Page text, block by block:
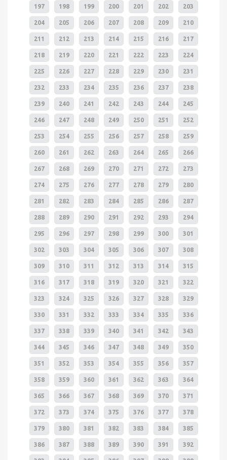
197 198 199 200 201 202 203
204 205 206 207 208 209 210
211 212 213 214 215 216 217
218 219 220 221 222 223 224
225 226 227 228 229 230 231
232 233 234 235 236 237 238
239 240 241 242 243 244 245
246 247 248 249 250 251 252
253 254 255 256 257 258 259
260 261 262 263 264 265 266
267 268 269 270 271 272 273
274 275 276 277 278 279 280
281 282 283 284 285 286 287
288 289 290 291 292 293 294
295 296 297 298 299 300 301
302 303 304 305 306 307 308
309 310 311 312 313 314 315
316 317 318 319 320 321 322
323 324 325 326 327 328 329
330 331 332 333 334 335 336
337 338 339 340 341 342 343
344 345 346 347 348 349 350
351 352 353 354 355 356 357
358 359 360 361 362 363 364
365 366 367 368 369 370 371
372 373 374 375 376 377 378
379 380 381 382 383 384 385
386 387 388 389 390 391 392